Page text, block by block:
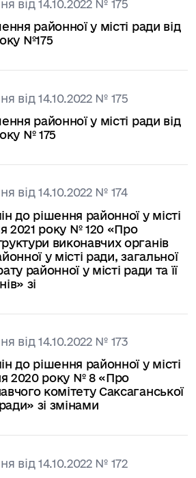
від 14.10.2022 № 175
районної у місті ради від
№175
від 14.10.2022 № 175
районної у місті ради від
№ 175
від 14.10.2022 № 174
до рішення районної у місті
2021 року № 120 «Про
виконавчих органів
у місті ради, загальної
районної у місті ради та її
зі
від 14.10.2022 № 173
до рішення районної у місті
2020 року № 8 «Про
комітету Саксаганської
зі змінами
від 14.10.2022 № 172